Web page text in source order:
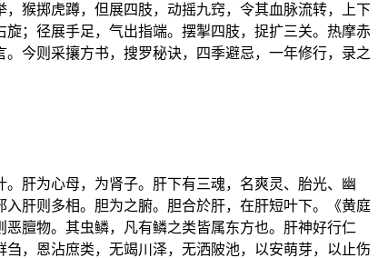
猴掷虎蹲，但展四肢，动摇九窍，令其血脉流转，上下
；径展手足，气出指端。摆掣四肢，捉扩三关。热摩赤
今则采攘方书，搜罗秘诀，四季避忌，一年修行，录之
肝为心母，为肾子。肝下有三魂，名爽灵、胎光、幽
肝则多相。胆为之腑。胆合於肝，在肝短叶下。《黄庭
膻物。其虫鳞，凡有鳞之类皆属东方也。肝神好行仁
，恩沾庶类，无竭川泽，无洒陂池，以安萌芽，以止伤